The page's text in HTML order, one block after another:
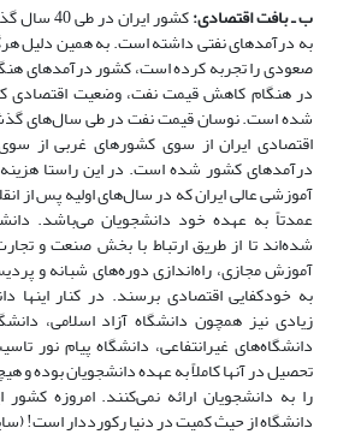
ب ـ بافت اقتصادی:
کشور
به درآمدهای نفتی داشته است. به همین دلیل
صعودی را تجربه کرده است، کشور درآمدهای
در هنگام کاهش قیمت نفت، وضعیت اقتصادی
شده است. نوسان قیمت نفت در طی سال‌های
اقتصادی ایران از سوی کشورهای غربی از
درآمدهای کشور شده است. در این راستا
آموزشی عالی ایران که در سال‌های اولیه پس از
عمدتاً به عهده خود دانشجویان می‌باشد.
شده‌اند تا از طریق ارتباط با بخش صنعت و
آموزش مجازی، راه‌اندازی دوره‌های شبانه و
به خودکفایی اقتصادی برسند. در کنار اینها
زیادی نیز همچون دانشگاه آزاد اسلامی،
دانشگاه‌های غیرانتفاعی، دانشگاه پیام نور
تحصیل در آنها کاملاً به عهده دانشجویان بوده و
دانشگاه از حیث کمیت در دنیا رکورددار است!